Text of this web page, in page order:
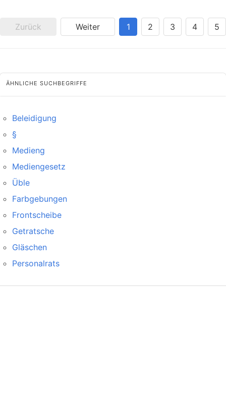
Zurück Weiter 1 2 3 4 5
ÄHNLICHE SUCHBEGRIFFE
Beleidigung
§
Medieng
Mediengesetz
Üble
Farbgebungen
Frontscheibe
Getratsche
Gläschen
Personalrats